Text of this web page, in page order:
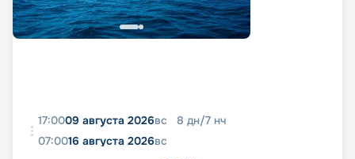
17:0009 августа 2026вс 8 дн/7 нч
07:0016 августа 2026вс